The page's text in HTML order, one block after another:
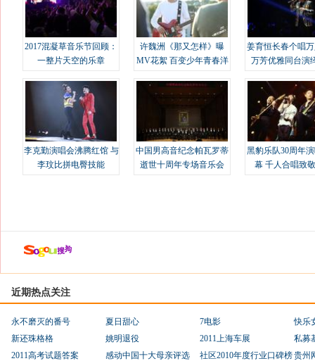
2017混凝草音乐节回顾：
一整片天空的乐章
许魏洲《那又怎样》曝
MV花絮 百变少年青春洋
姜育恒长春个唱
万芳优雅同台演
李克勤演唱会沸腾红馆 与
李玟比拼电臀技能
中国男高音纪念帕瓦罗蒂
逝世十周年专场音乐会
黑豹乐队30周年
幕 千人合唱致
近期热点关注
永不磨灭的番号 夏日甜心 7电影
快乐
新还珠格格
姚明退役 2011上海车展
私募
2011高考试题答案
感动中国十大母亲评选 社区2010年度行业口碑榜贵州